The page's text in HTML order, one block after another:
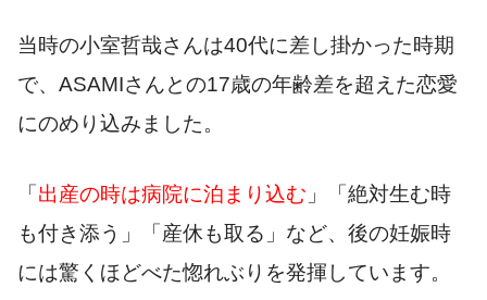
当時の小室哲哉さんは40代に差し掛かった時期
で、ASAMIさんとの17歳の年齢差を超えた恋愛
にのめり込みました。
「出産の時は病院に泊まり込む 」「絶対生む時
も付き添う」「産休も取る」など、後の妊娠時
には驚くほどべた惚れぶりを発揮しています。